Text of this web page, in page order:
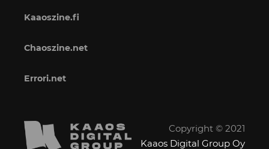
Kaaoszine.fi
Chaoszine.net
Errori.net
Copyright © 2021
Kaaos Digital Group Oy